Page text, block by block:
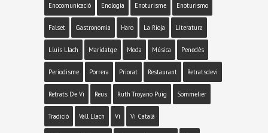
Enocomunicació Enologia Enoturisme Enoturismo
Falset Gastronomia Haro La Rioja Literatura
Lluís Llach Maridatge Moda Música Penedès
Periodisme Porrera Priorat Restaurant Retratsdevi
Retrats De Vi Reus Ruth Troyano Puig Sommelier
Tradició Vall Llach Vi Vi Català